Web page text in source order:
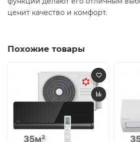
ценит качество и комфорт.​
Похожие товары